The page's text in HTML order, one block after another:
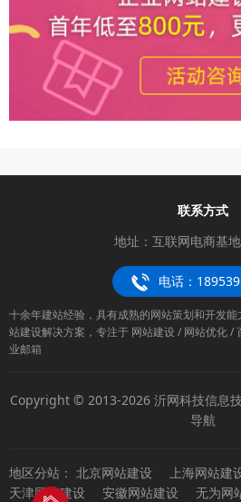
联系方式
地址：互联网电商基
电话：
十余年建站经验，具有成熟的网站策划和开发
站建设解决方案，专注于 网站建设 / 网站优化 /
业邮箱
Copyright © 2013-2026 沂网科技信息
导航
地区分站： 北京网站建设 上海网站建
天津网站建设
安徽网站建设 无为网